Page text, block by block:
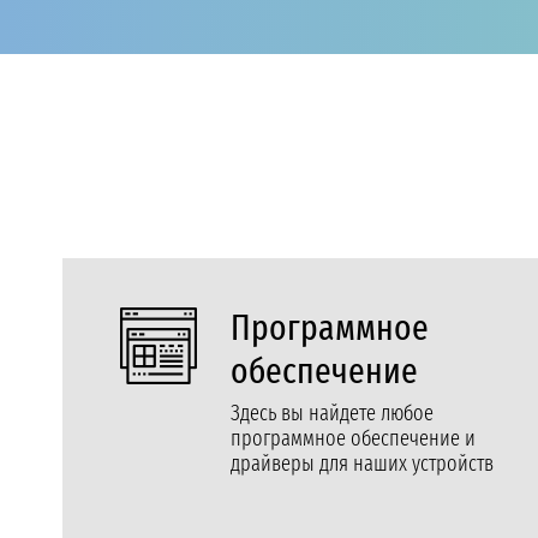
Программное
обеспечение
Здесь вы найдете любое
программное обеспечение и
драйверы для наших устройств